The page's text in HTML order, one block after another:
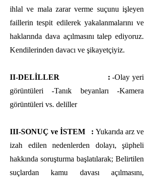
ihlal ve mala zarar verme suçunu işleyen
faillerin tespit edilerek yakalanmalarını ve
haklarında dava açılmasını talep ediyoruz.
Kendilerinden davacı ve şikayetçiyiz.
II-DELİLLER :-Olay yeri
görüntüleri -Tanık beyanları -Kamera
görüntüleri vs. deliller
III-SONUÇ ve İSTEM : Yukarıda arz ve
izah edilen nedenlerden dolayı, şüpheli
hakkında soruşturma başlatılarak; Belirtilen
suçlardan kamu davası açılmasını,